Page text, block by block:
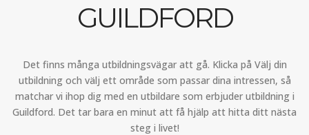
GUILDFORD
Det finns många utbildningsvägar att gå. Klicka på Välj din
utbildning och välj ett område som passar dina intressen, så
matchar vi ihop dig med en utbildare som erbjuder utbildning i
Guildford. Det tar bara en minut att få hjälp att hitta ditt nästa
steg i livet!